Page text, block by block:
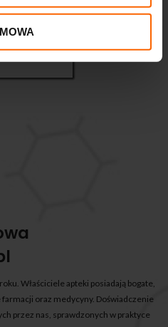
Właściciele apteki posiadają bogate,
oraz medycyny. Doświadczenie
przez nas, sprawdzonych w praktyce